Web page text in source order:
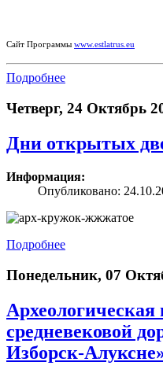
Сайт Программы www.estlatrus.eu
Подробнее
Четверг, 24 Октябрь
Дни открытых
Информация:
Опубликовано:
Подробнее
Понедельник, 07
Археологическая
средневековой
Изборск-